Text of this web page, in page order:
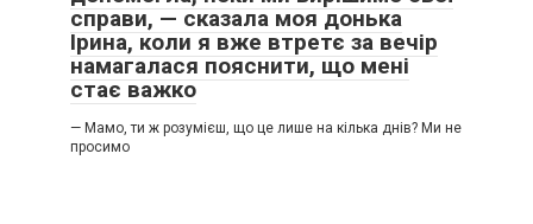
справи, — сказала моя донька
Ірина, коли я вже втретє за вечір
намагалася пояснити, що мені
стає важко
— Мамо, ти ж розумієш, що це лише на кілька днів? Ми не
просимо